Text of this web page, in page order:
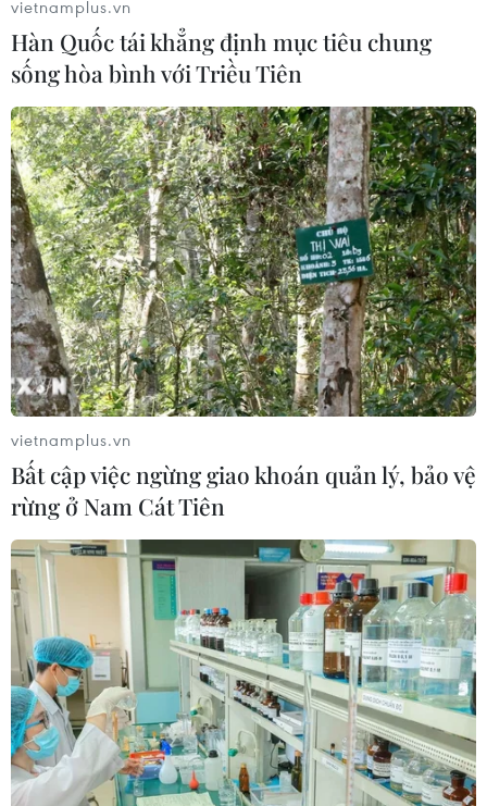
tham gia buổi khai mạc Tuần lễ bom mìn nhân Ngày
quốc tế Nhận thức-Hỗ trợ hành động bom mìn với chủ
đề “Hành động mìn không thể chờ đợi,” tổ chức ở Mỹ.
vietnamplus.vn
Hàn Quốc tái khẳng định mục tiêu chung
sống hòa bình với Triều Tiên
vietnamplus.vn
Bất cập việc ngừng giao khoán quản lý, bảo vệ
rừng ở Nam Cát Tiên